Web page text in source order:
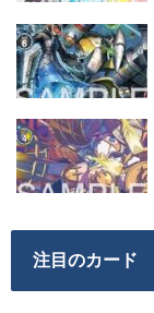
注目のカード